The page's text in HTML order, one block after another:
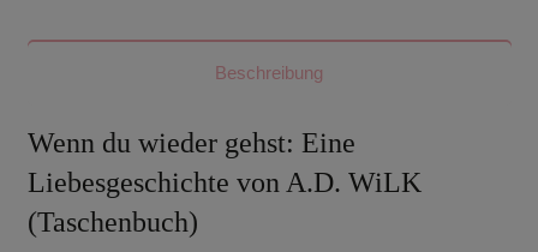
Beschreibung
Wenn du wieder gehst: Eine
Liebesgeschichte von A.D. WiLK
(Taschenbuch)